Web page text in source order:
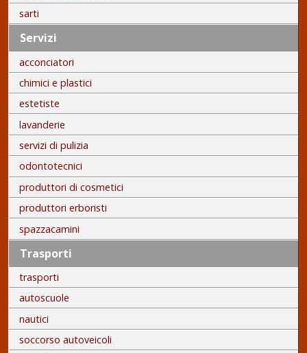
sarti
Servizi
acconciatori
chimici e plastici
estetiste
lavanderie
servizi di pulizia
odontotecnici
produttori di cosmetici
produttori erboristi
spazzacamini
Trasporti
trasporti
autoscuole
nautici
soccorso autoveicoli